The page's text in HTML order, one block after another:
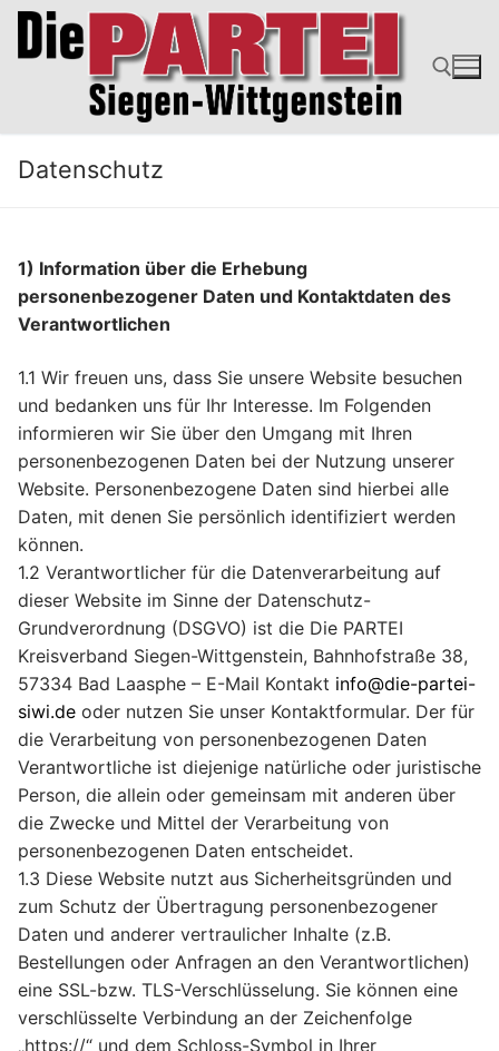
Zum
Datenschutz
1) Information über die Erhebung
personenbezogener Daten und Kontaktdaten des
Verantwortlichen
1.1 Wir freuen uns, dass Sie unsere Website besuchen
und bedanken uns für Ihr Interesse. Im Folgenden
informieren wir Sie über den Umgang mit Ihren
personenbezogenen Daten bei der Nutzung unserer
Website. Personenbezogene Daten sind hierbei alle
Daten, mit denen Sie persönlich identifiziert werden
können.
1.2 Verantwortlicher für die Datenverarbeitung auf
dieser Website im Sinne der Datenschutz-
Grundverordnung (DSGVO) ist die Die PARTEI
Kreisverband Siegen-Wittgenstein, Bahnhofstraße 38,
57334 Bad Laasphe – E-Mail Kontakt info@die-partei-
siwi.de oder nutzen Sie unser Kontaktformular. Der für
die Verarbeitung von personenbezogenen Daten
Verantwortliche ist diejenige natürliche oder juristische
Person, die allein oder gemeinsam mit anderen über
die Zwecke und Mittel der Verarbeitung von
personenbezogenen Daten entscheidet.
1.3 Diese Website nutzt aus Sicherheitsgründen und
zum Schutz der Übertragung personenbezogener
Daten und anderer vertraulicher Inhalte (z.B.
Bestellungen oder Anfragen an den Verantwortlichen)
eine SSL-bzw. TLS-Verschlüsselung. Sie können eine
verschlüsselte Verbindung an der Zeichenfolge
„https://“ und dem Schloss-Symbol in Ihrer